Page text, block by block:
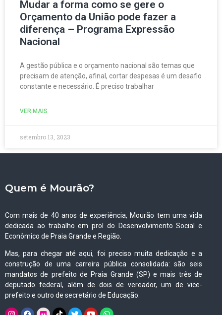
Mudar a forma como se gere o
Orçamento da União pode fazer a
diferença – Programa Expressão
Nacional
A gestão pública e o orçamento nacional são temas que
precisam de atenção, afinal, cortar despesas é um desafio
constante e necessário. É preciso trabalhar
VER MAIS
setembro 13, 2023
Quem é Mourão?
Com mais de 40 anos de experiência, Mourão tem uma vida
dedicada ao trabalho em prol do Desenvolvimento Social e
Econômico de Praia Grande e Região.
Mas, para chegar até aqui, foi preciso muita dedicação e a
construção de uma carreira pública consolidada: são seis
mandatos de prefeito de Praia Grande (SP) e mais três de
deputado federal, além de dois de vereador, um de vice-
prefeito e outro de secretário de Educação.